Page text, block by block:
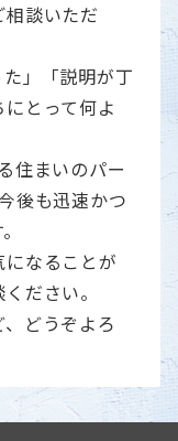
談いただ
た」「説明が丁
とって何よ
住まいのパー
後も迅速かつ
なることが
ださい。
どうぞよろ